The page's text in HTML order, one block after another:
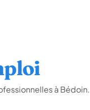
à Bédoin.